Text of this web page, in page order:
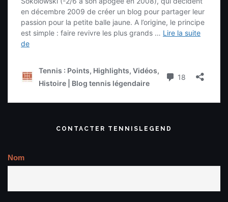
CONTACTER TENNISLEGEND
Nom